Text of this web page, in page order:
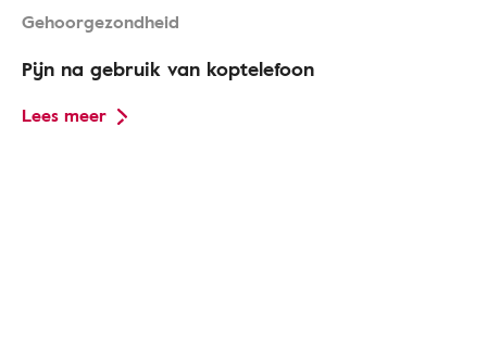
Gehoorgezondheid
Pijn na gebruik van koptelefoon
Lees meer